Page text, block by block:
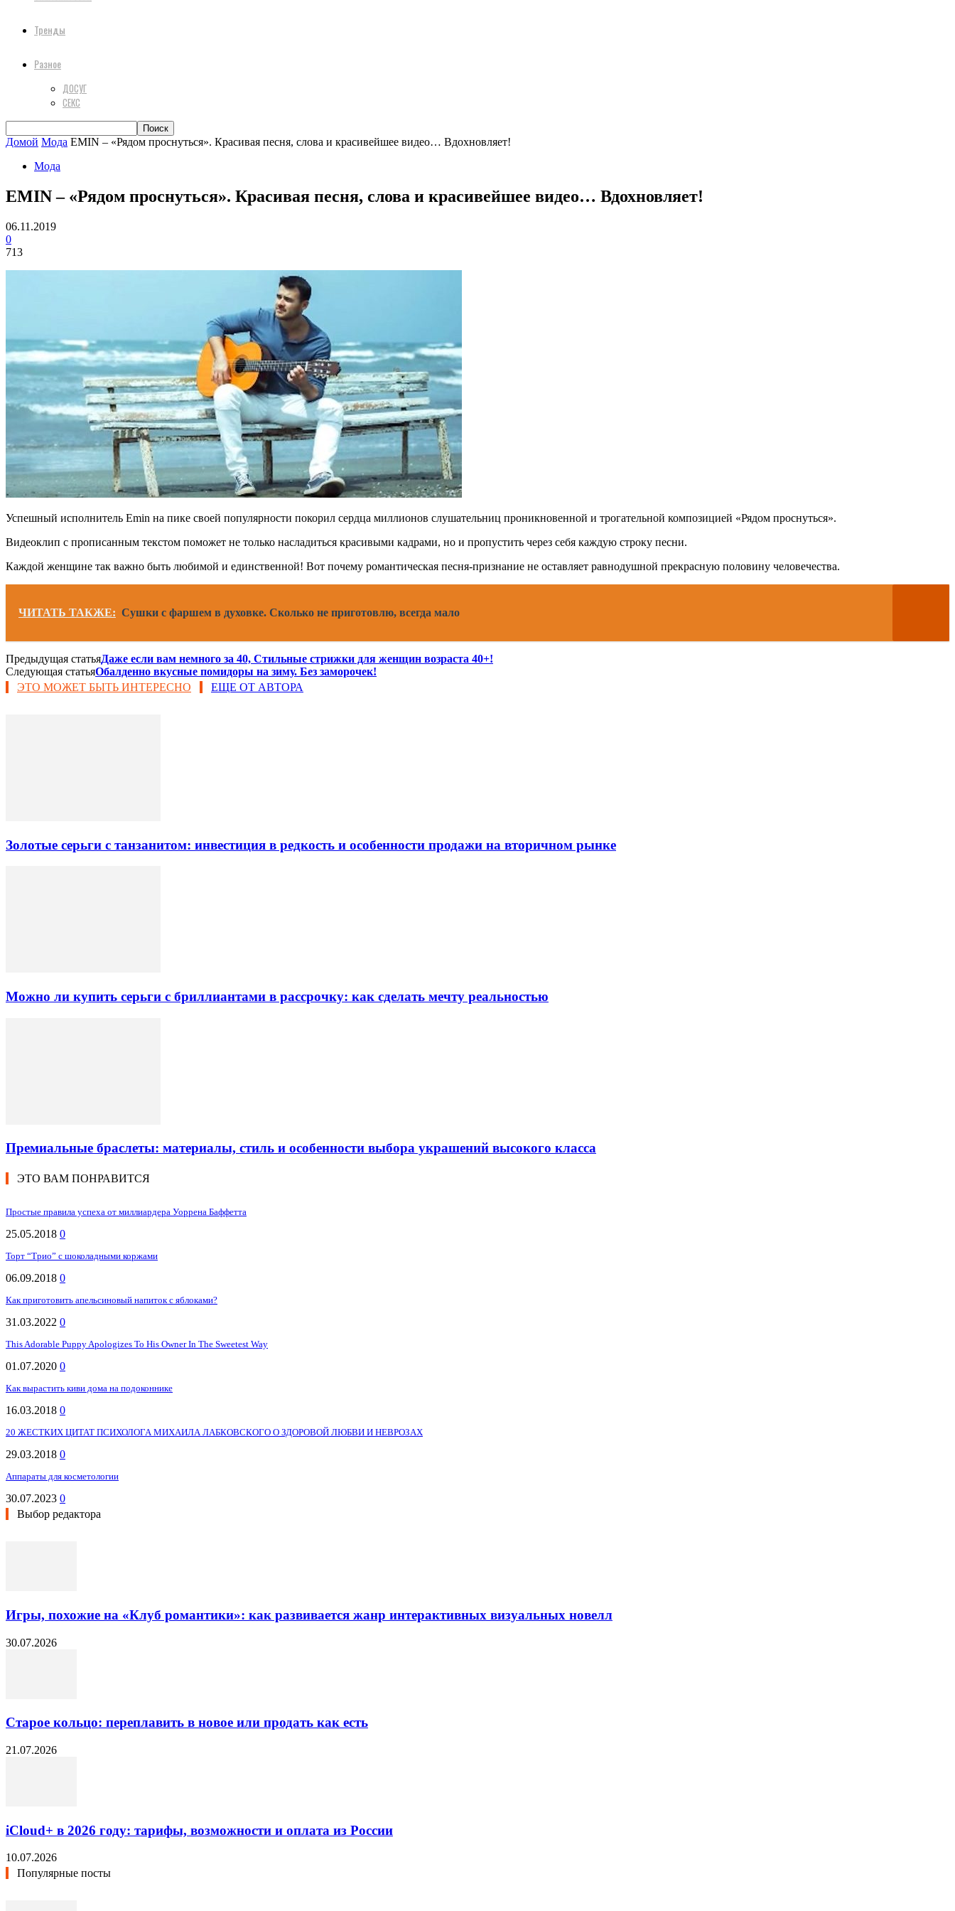
Тренды
Разное
ДОСУГ
СЕКС
Домой Мода EMIN – «Рядом проснуться». Красивая песня, слова и красивейшее видео… Вдохновляет!
Мода
EMIN – «Рядом проснуться». Красивая песня, слова и красивейшее видео… Вдохновляет!
06.11.2019
0
713
Успешный исполнитель Emin на пике своей популярности покорил сердца миллионов слушательниц проникновенной и трогательной композицией «Рядом проснуться».
Видеоклип с прописанным текстом поможет не только насладиться красивыми кадрами, но и пропустить через себя каждую строку песни.
Каждой женщине так важно быть любимой и единственной! Вот почему романтическая песня-признание не оставляет равнодушной прекрасную половину человечества.
ЧИТАТЬ ТАКЖЕ: Сушки с фаршем в духовке. Сколько не приготовлю, всегда мало
Предыдущая статьяДаже если вам немного за 40, Стильные стрижки для женщин возраста 40+!
Следующая статьяОбалденно вкусные помидоры на зиму. Без заморочек!
ЭТО МОЖЕТ БЫТЬ ИНТЕРЕСНО
ЕЩЕ ОТ АВТОРА
Золотые серьги с танзанитом: инвестиция в редкость и особенности продажи на вторичном рынке
Можно ли купить серьги с бриллиантами в рассрочку: как сделать мечту реальностью
Премиальные браслеты: материалы, стиль и особенности выбора украшений высокого класса
ЭТО ВАМ ПОНРАВИТСЯ
Простые правила успеха от миллиардера Уоррена Баффетта
25.05.2018 0
Торт “Трио” с шоколадными коржами
06.09.2018 0
Как приготовить апельсиновый напиток с яблоками?
31.03.2022 0
This Adorable Puppy Apologizes To His Owner In The Sweetest Way
01.07.2020 0
Как вырастить киви дома на подоконнике
16.03.2018 0
20 ЖЕСТКИХ ЦИТАТ ПСИХОЛОГА МИХАИЛА ЛАБКОВСКОГО О ЗДОРОВОЙ ЛЮБВИ И НЕВРОЗАХ
29.03.2018 0
Аппараты для косметологии
30.07.2023 0
Выбор редактора
Игры, похожие на «Клуб романтики»: как развивается жанр интерактивных визуальных новелл
30.07.2026
Старое кольцо: переплавить в новое или продать как есть
21.07.2026
iCloud+ в 2026 году: тарифы, возможности и оплата из России
10.07.2026
Популярные посты